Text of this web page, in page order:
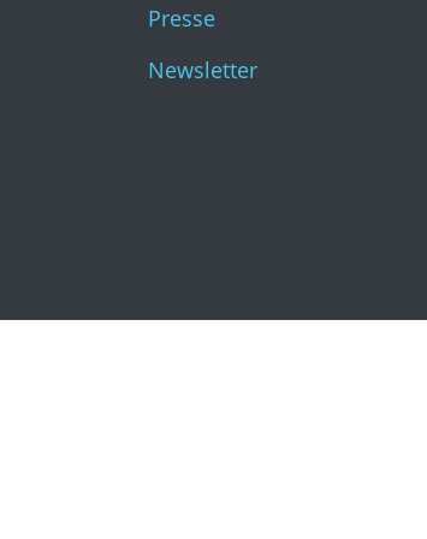
KatharinenruinePresse
Newsletter